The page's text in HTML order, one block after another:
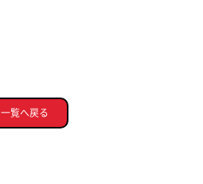
一覧へ戻る